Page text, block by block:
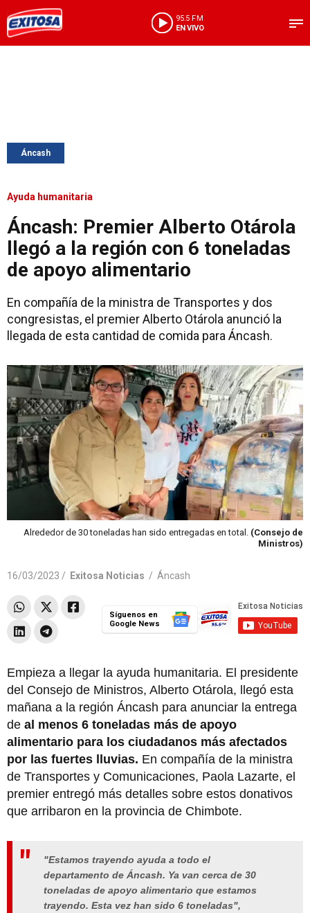
95.5 FM
EN VIVO
Áncash
Ayuda humanitaria
Áncash: Premier Alberto Otárola
llegó a la región con 6 toneladas
de apoyo alimentario
En compañía de la ministra de Transportes y dos
congresistas, el premier Alberto Otárola anunció la
llegada de esta cantidad de comida para Áncash.
Alrededor de 30 toneladas han sido entregadas en total. (Consejo de
Ministros)
16/03/2023 / Exitosa Noticias / Áncash
Síguenos en
Google News
Empieza a llegar la ayuda humanitaria. El presidente
del Consejo de Ministros, Alberto Otárola, llegó esta
mañana a la región Áncash para anunciar la entrega
de al menos 6 toneladas más de apoyo
alimentario para los ciudadanos más afectados
por las fuertes lluvias. En compañía de la ministra
de Transportes y Comunicaciones, Paola Lazarte, el
premier entregó más detalles sobre estos donativos
que arribaron en la provincia de Chimbote.
"Estamos trayendo ayuda a todo el
departamento de Áncash. Ya van cerca de 30
toneladas de apoyo alimentario que estamos
trayendo. Esta vez han sido 6 toneladas",